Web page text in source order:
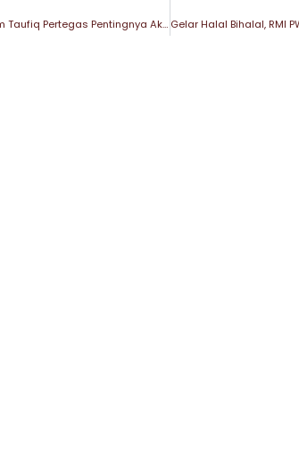
Buka Akhirusanah 2023, Kiai Imam Taufiq Pertegas Pentingnya Akhlak Mulia